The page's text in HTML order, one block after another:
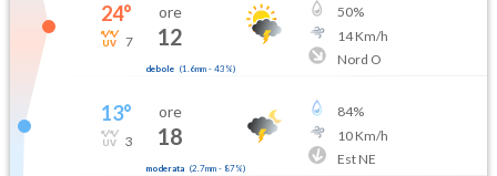
24°
7
ore
12
debole (1.6mm- 43 %)
50%
14Km/h
Nord O
13°
3
ore
18
moderata (2.7mm- 87%)
84%
10Km/h
Est NE